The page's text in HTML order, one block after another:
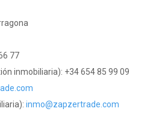
77
inmobiliaria): +34 654 85 99 09
inmo@zapzertrade.com